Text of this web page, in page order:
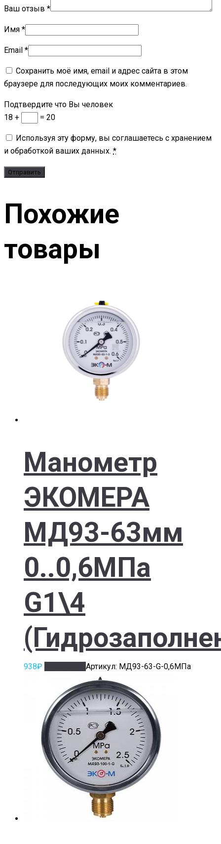
Ваш отзыв *
Имя *
Email *
Сохранить моё имя, email и адрес сайта в этом
браузере для последующих моих комментариев.
Подтвердите что Вы человек
18 +
= 20
Используя эту форму, вы соглашаетесь с хранением
и обработкой ваших данных. *
Похожие
товары
Манометр
ЭКОМЕРА
МД93-63мм
0..0,6МПа
G1\4
938₽ Артикул: МД93-63-G-0,6МПа